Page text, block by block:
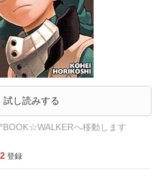
試し読みする
BOOK☆WALKERへ移動します
登録